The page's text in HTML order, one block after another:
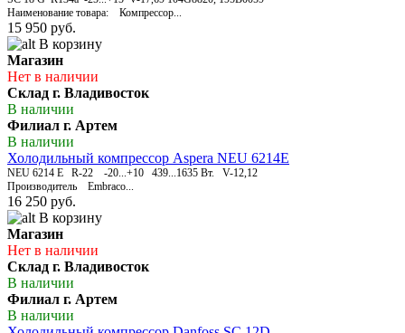
Наименование товара: Компрессор...
15 950 руб.
В корзину
Магазин
Нет в наличии
Склад г. Владивосток
В наличии
Филиал г. Артем
В наличии
Холодильный компрессор Aspera NEU 6214E
NEU 6214 E R-22 -20...+10 439...1635 Вт. V-12,12
Производитель Embraco...
16 250 руб.
В корзину
Магазин
Нет в наличии
Склад г. Владивосток
В наличии
Филиал г. Артем
В наличии